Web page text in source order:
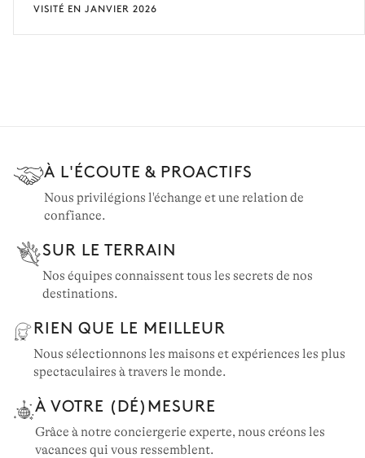
VISITÉ EN JANVIER 2026
À L'ÉCOUTE & PROACTIFS
Nous privilégions l'échange et une relation de
confiance.
SUR LE TERRAIN
Nos équipes connaissent tous les secrets de nos
destinations.
RIEN QUE LE MEILLEUR
Nous sélectionnons les maisons et expériences les plus
spectaculaires à travers le monde.
À VOTRE (DÉ)MESURE
Grâce à notre conciergerie experte, nous créons les
vacances qui vous ressemblent.